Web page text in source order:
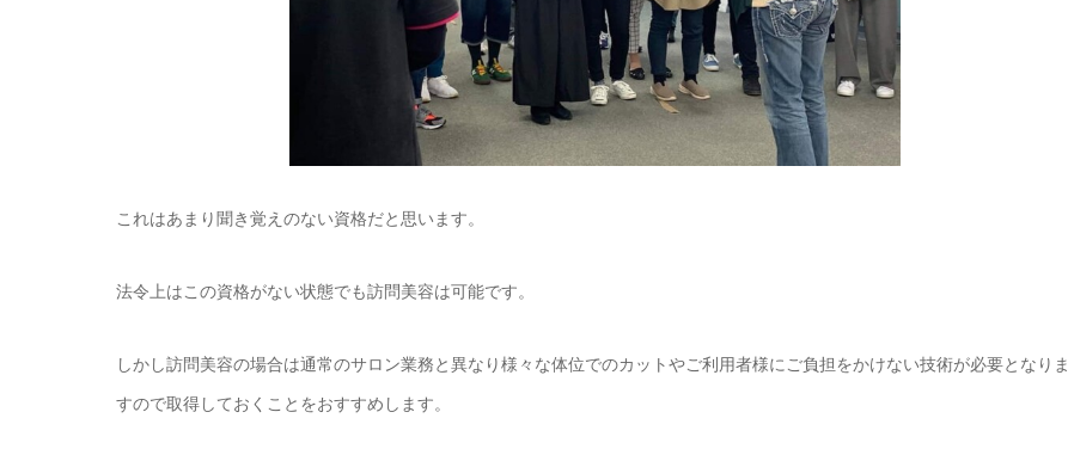
これはあまり聞き覚えのない資格だと思います。
法令上はこの資格がない状態でも訪問美容は可能です。
しかし訪問美容の場合は通常のサロン業務と異なり様々な体位でのカットやご利用者様にご負担をかけない技術が必要となりま
すので取得しておくことをおすすめします。